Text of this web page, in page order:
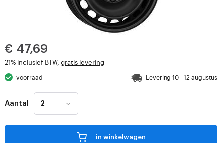
€ 47,69
21% inclusief BTW, gratis levering
voorraad Levering 10 - 12 augustus
Aantal
in winkelwagen